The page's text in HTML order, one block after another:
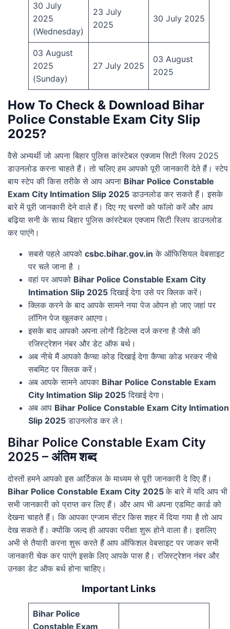
30 July
2025
(Wednesday)
23 July
2025
30 July 2025
03 August
2025
(Sunday)
27 July 2025
03 August
2025
How To Check & Download Bihar
Police Constable Exam City Slip
2025?
वैसे अभ्यर्थी जो अपना बिहार पुलिस कांस्टेबल एक्जाम सिटी स्लिप 2025
डाउनलोड करना चाहते हैं। तो चलिए हम आपको पूरी जानकारी देते हैं। स्टेप
बाय स्टेप की किस तरीके से आप अपना Bihar Police Constable
Exam City Intimation Slip 2025 डाउनलोड कर सकते हैं। इसके
बारे में पूरी जानकारी देने वाले हैं। दिए गए चरणों को फॉलो करें और आप
बढ़िया सनी के साथ बिहार पुलिस कांस्टेबल एक्जाम सिटी स्लिप डाउनलोड
कर पाएंगे।
सबसे पहले आपको csbc.bihar.gov.in के ऑफिसियल वेबसाइट
पर चले जाना है ।
वहां पर आपको Bihar Police Constable Exam City
Intimation Slip 2025 दिखाई देगा उसे पर क्लिक करें।
क्लिक करने के बाद आपके सामने नया पेज ओपन हो जाए जहां पर
लॉगिन पेज खुलकर आएगा।
इसके बाद आपको अपना लोगों डिटेल्स दर्ज करना है जैसे की
रजिस्ट्रेशन नंबर और डेट ऑफ बर्थ।
अब नीचे मैं आपको कैप्चा कोड दिखाई देगा कैप्चा कोड भरकर नीचे
सबमिट पर क्लिक करें।
अब आपके सामने आपका Bihar Police Constable Exam
City Intimation Slip 2025 दिखाई देगा।
अब आप Bihar Police Constable Exam City Intimation
Slip 2025 डाउनलोड कर ले।
Bihar Police Constable Exam City
2025 – अंतिम शब्द
दोस्तों हमने आपको इस आर्टिकल के माध्यम से पूरी जानकारी दे दिए हैं।
Bihar Police Constable Exam City 2025के बारे में यदि आप भी
सभी जानकारी को प्राप्त कर लिए हैं। और आप भी अपना एडमिट कार्ड को
देखना चाहते हैं। कि आपका एग्जाम सेंटर किस शहर में दिया गया है तो आप
देख सकते हैं। क्योंकि जल्द ही आपका परीक्षा शुरू होने वाला है। इसलिए
अभी से तैयारी करना शुरू करते हैं आप ऑफिशल वेबसाइट पर जाकर सभी
जानकारी चेक कर पाएंगे इसके लिए आपके पास है। रजिस्ट्रेशन नंबर और
उनका डेट ऑफ बर्थ होना चाहिए।
Important Links
Bihar Police
Constable Exam